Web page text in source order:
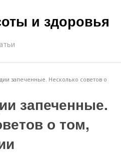
и здоровья
запеченные. Несколько советов о
запеченные.
о том,